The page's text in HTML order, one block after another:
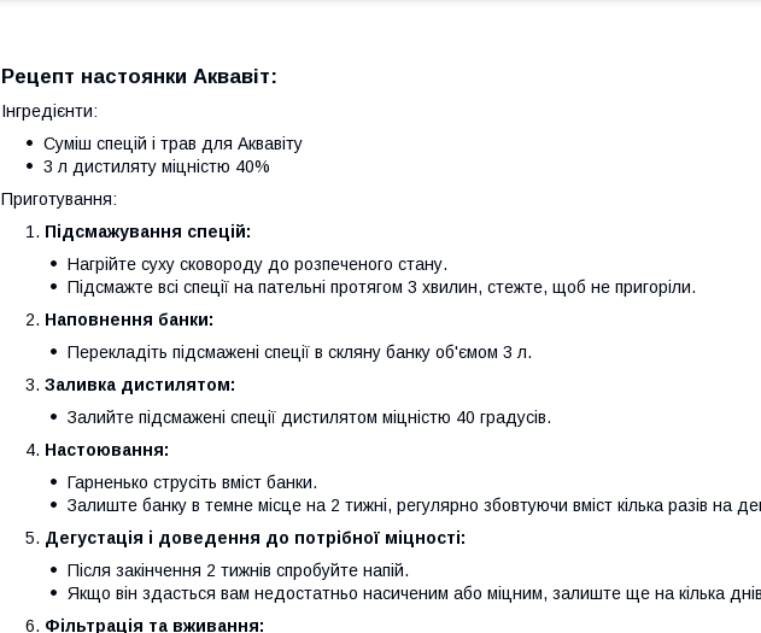
Рецепт настоянки Аквавіт:
Інгредієнти:
Суміш спецій і трав для Аквавіту
3 л дистиляту міцністю 40%
Приготування:
Підсмажування спецій:
Нагрійте суху сковороду до розпеченого стану.
Підсмажте всі спеції на пательні протягом 3 хвилин, стежте, щоб не пригоріли.
Наповнення банки:
Перекладіть підсмажені спеції в скляну банку об'ємом 3 л.
Заливка дистилятом:
Залийте підсмажені спеції дистилятом міцністю 40 градусів.
Настоювання:
Гарненько струсіть вміст банки.
Залиште банку в темне місце на 2 тижні, регулярно збовтуючи вміст кілька разів на
Дегустація і доведення до потрібної міцності:
Після закінчення 2 тижнів спробуйте напій.
Якщо він здасться вам недостатньо насиченим або міцним, залиште ще на кілька
Фільтрація та вживання: